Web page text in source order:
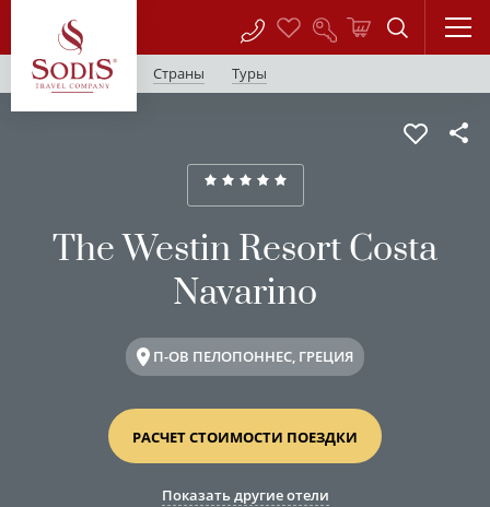
Страны Туры
The Westin Resort Costa
Navarino
П-ОВ ПЕЛОПОННЕС, ГРЕЦИЯ
РАСЧЕТ СТОИМОСТИ ПОЕЗДКИ
Показать другие отели